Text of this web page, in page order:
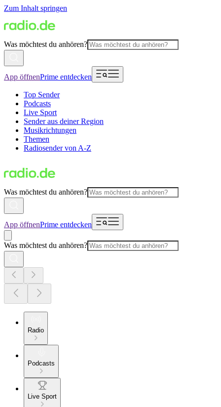
Zum Inhalt springen
Was möchtest du anhören?
App öffnenPrime entdecken
Top Sender
Podcasts
Live Sport
Sender aus deiner Region
Musikrichtungen
Themen
Radiosender von A-Z
Was möchtest du anhören?
App öffnenPrime entdecken
Was möchtest du anhören?
Radio
Podcasts
Live Sport